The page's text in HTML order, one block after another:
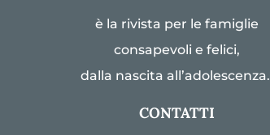
è la rivista per le famiglie
consapevoli e felici,
dalla nascita all’adolescenza.
CONTATTI